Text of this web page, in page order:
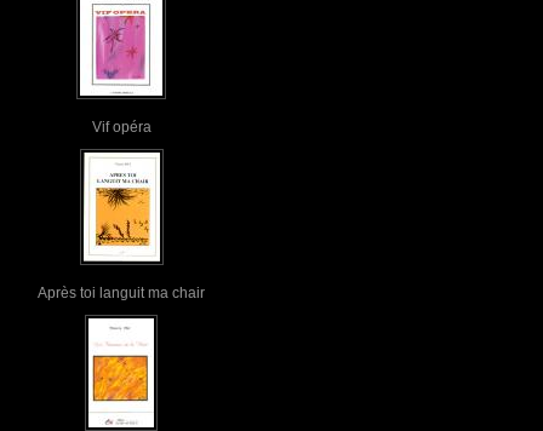
Vif opéra
Après toi languit ma chair